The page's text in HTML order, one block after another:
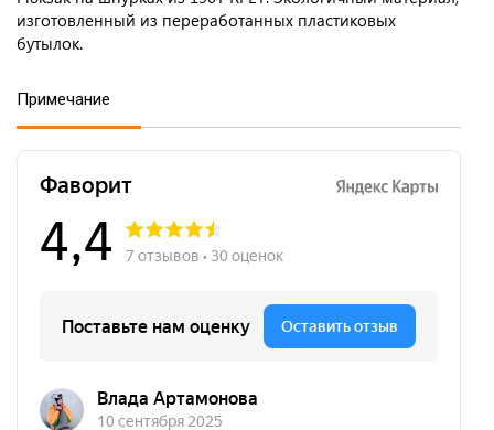
изготовленный из переработанных пластиковых
бутылок.
Примечание